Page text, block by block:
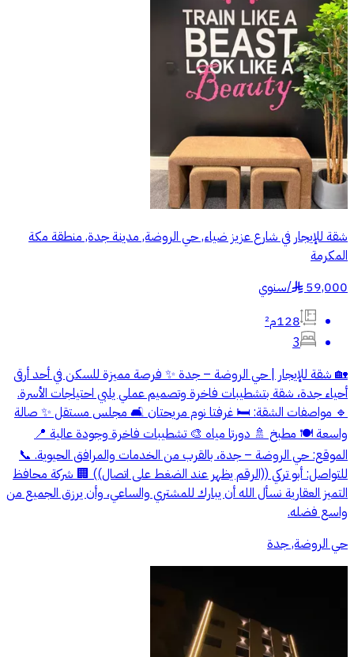
شقة للإيجار في شارع عزيز ضياء, حي الروضة, مدينة جدة, منطقة مكة
المكرمة
59,000
§
/سنوي
128م²
3
🏡 شقة للإيجار | حي الروضة – جدة ✨ فرصة مميزة للسكن في أحد أرقى
أحياء جدة، شقة بتشطيبات فاخرة وتصميم عملي يلبي احتياجات الأسرة.
🔹 مواصفات الشقة: 🛏️ غرفتا نوم مريحتان 🛋️ مجلس مستقل ✨ صالة
واسعة 🍽️ مطبخ 🚿 دورتا مياه 🎨 تشطيبات فاخرة وجودة عالية 📍
الموقع: حي الروضة – جدة، بالقرب من الخدمات والمرافق الحيوية. 📞
للتواصل: أبو تركي ((الرقم يظهر عند الضغط على اتصال)) 🏢 شركة محافظ
التميز العقارية نسأل الله أن يبارك للمشتري والساعي، وأن يرزق الجميع من
واسع فضله.
حي الروضة, جدة